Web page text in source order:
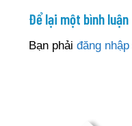
Để lại một bình luận
Bạn phải đăng nhập